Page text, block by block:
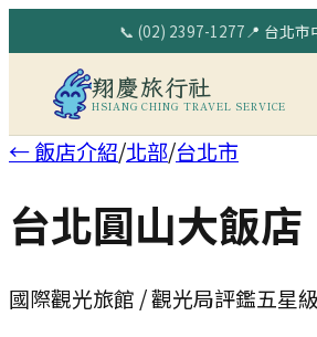
📞 (02) 2397-1277📍 台北市
翔慶旅行社
HSIANG CHING TRAVEL SERVICE
← 飯店介紹/北部/台北市
台北圓山大飯店
國際觀光旅館 / 觀光局評鑑五星